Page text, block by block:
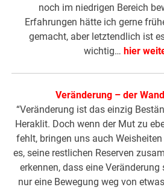
noch im niedrigen Bereich
Erfahrungen hätte ich gerne
gemacht, aber letztendlich ist
wichtig… hier
Veränderung – der
“Veränderung ist das einzig
Heraklit. Doch wenn der Mut zu
fehlt, bringen uns auch
es, seine restlichen Reserven
erkennen, dass eine
nur eine Bewegung weg von